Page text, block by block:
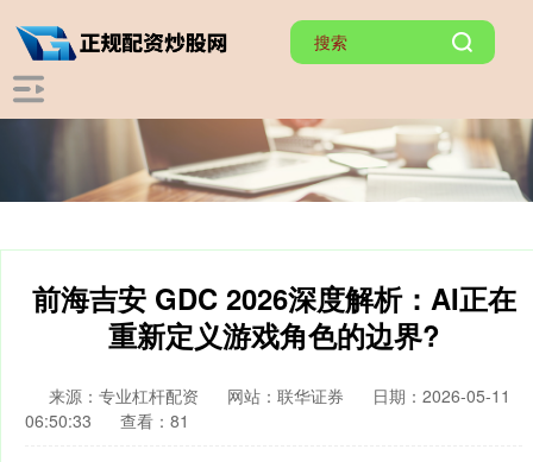
前海吉安 GDC 2026深度解析：AI正在
重新定义游戏角色的边界?
来源：专业杠杆配资 网站：联华证券
日期：2026-05-11
06:50:33
查看：81